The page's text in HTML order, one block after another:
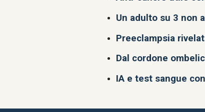
Un adulto su 3 non
Preeclampsia
Dal cordone
IA e test sangue